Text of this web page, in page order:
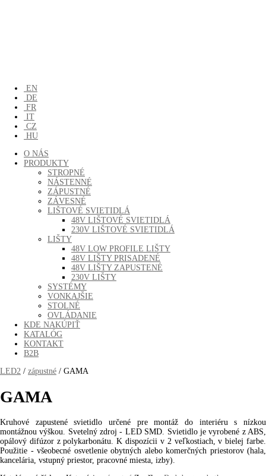
EN
DE
FR
IT
CZ
HU
O NÁS
PRODUKTY
STROPNÉ
NÁSTENNÉ
ZÁPUSTNÉ
ZÁVESNÉ
LIŠTOVÉ SVIETIDLÁ
48V LIŠTOVÉ SVIETIDLÁ
230V LIŠTOVÉ SVIETIDLÁ
LIŠTY
48V LOW PROFILE LIŠTY
48V LIŠTY PRISADENÉ
48V LIŠTY ZAPUSTENÉ
230V LIŠTY
SYSTÉMY
VONKAJŠIE
STOLNÉ
OVLÁDANIE
KDE NAKÚPIŤ
KATALÓG
KONTAKT
B2B
LED2 / zápustné / GAMA
GAMA
Kruhové zapustené svietidlo určené pre montáž do interiéru s nízkou
montážnou výškou. Svetelný zdroj - LED SMD. Svietidlo je vyrobené z ABS,
opálový difúzor z polykarbonátu. K dispozícii v 2 veľkostiach, v bielej farbe.
Použitie - všeobecné osvetlenie obytných alebo komerčných priestorov (hala,
kancelária, vstupný priestor, pracovné miesta, izby).